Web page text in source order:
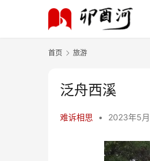
首页 旅游
泛舟西溪
难诉相思 • 2023年5